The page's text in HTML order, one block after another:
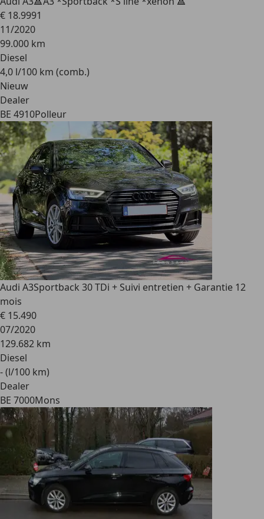
€ 18.9991
11/2020
99.000 km
Diesel
4,0 l/100 km (comb.)
Nieuw
Dealer
BE 4910Polleur
Audi A3Sportback 30 TDi + Suivi entretien + Garantie 12
mois
€ 15.490
07/2020
129.682 km
Diesel
- (l/100 km)
Dealer
BE 7000Mons